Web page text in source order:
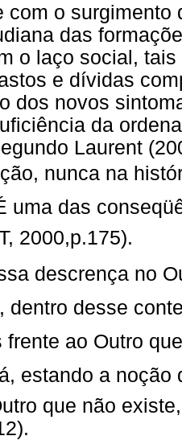
com o
das
o laço social,
e dívidas
dos novos
da
Laurent
nunca na
uma das
2000,p.175).
descrença no
dentro desse
frente ao Outro
estando a
que não